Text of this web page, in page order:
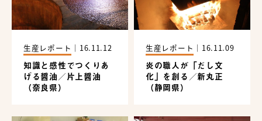
生産レポート ｜ 16.11.12
知識と感性でつくりあ
げる醤油／片上醤油
（奈良県）
生産レポート ｜ 16.11.09
炎の職人が「だし文
化」を創る／新丸正
（静岡県）